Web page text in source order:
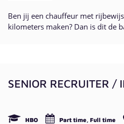
Ben jij een chauffeur met
kilometers maken? Dan is dit de
SENIOR RECRUITER /
HBO Part time, Full time